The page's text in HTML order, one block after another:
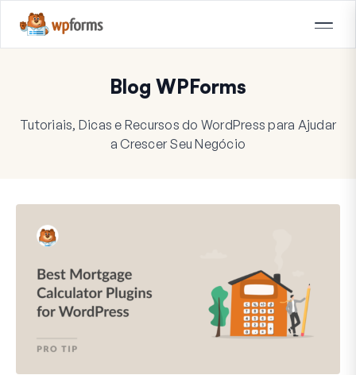
Blog WPForms
Tutoriais, Dicas e Recursos do WordPress para Ajudar
a Crescer Seu Negócio